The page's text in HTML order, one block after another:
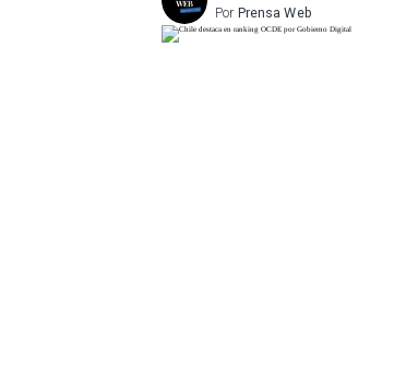
Prensa Web
Por